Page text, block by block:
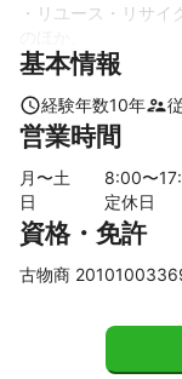
・リユース・リサ
オゾンマシンでの除
す。
す。
基本情報
経験年数10年
営業時間
月〜土 8:00〜17
日
定休日
資格・免許
古物商